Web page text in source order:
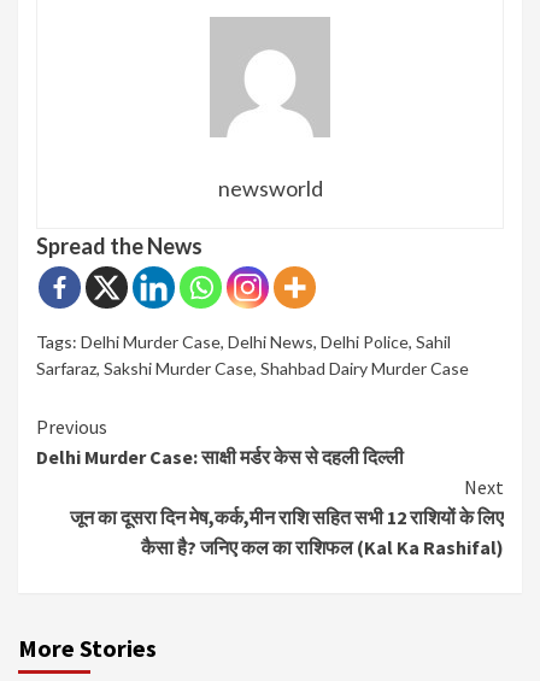
newsworld
Spread the News
Tags: Delhi Murder Case, Delhi News, Delhi Police, Sahil
Sarfaraz, Sakshi Murder Case, Shahbad Dairy Murder Case
Continue
Reading
Previous
Delhi Murder Case: साक्षी मर्डर केस से दहली दिल्ली
Next
जून का दूसरा दिन मेष,कर्क,मीन राशि सहित सभी 12 राशियों के लिए
कैसा है? जनिए कल का राशिफल (Kal Ka Rashifal)
More Stories